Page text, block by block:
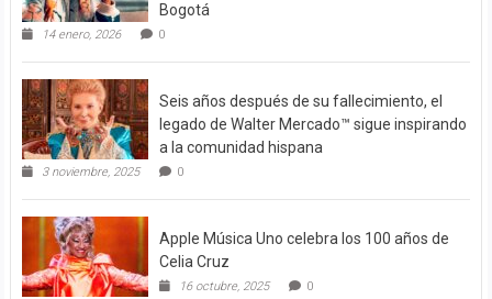
Bogotá
14 enero, 2026 0
Seis años después de su fallecimiento, el
legado de Walter Mercado™ sigue inspirando
a la comunidad hispana
3 noviembre, 2025 0
Apple Música Uno celebra los 100 años de
Celia Cruz
16 octubre, 2025 0